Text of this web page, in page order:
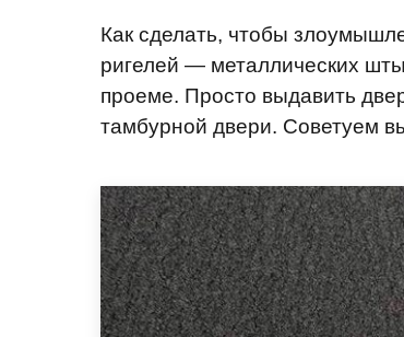
Как сделать, чтобы
ригелей — металлических
проеме. Просто выдавить
тамбурной двери. Советуем